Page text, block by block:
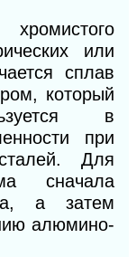
или
сплав
который
в
при
Для
сначала
а затем
алюмино-